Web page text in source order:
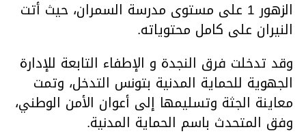
الزهور 1 على مستوى مدرسة السمران، حيث أتت
النيران على كامل محتوياته.
وقد تدخلت فرق النجدة و الإطفاء التابعة للإدارة
الجهوية للحماية المدنية بتونس التدخل، وتمت
معاينة الجثة وتسليمها إلى أعوان الأمن الوطني،
وفق المتحدث باسم الحماية المدنية.